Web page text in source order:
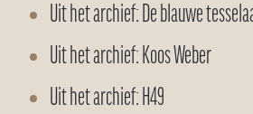
Uit het archief: De blauwe
Uit het archief: Koos Weber
Uit het archief: H49